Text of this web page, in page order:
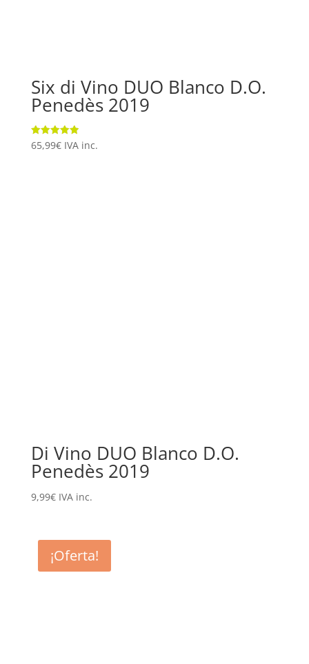
Six di Vino DUO Blanco D.O.
Penedès 2019
Valorado
con
65,99€ IVA inc.
Di Vino DUO Blanco D.O.
Penedès 2019
9,99€ IVA inc.
¡Oferta!